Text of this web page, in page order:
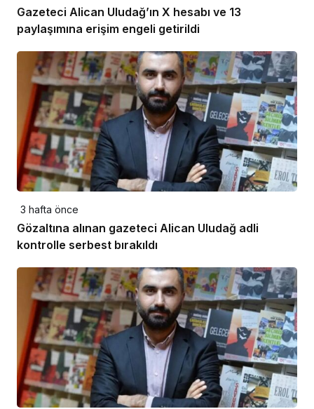
Gazeteci Alican Uludağ’ın X hesabı ve 13
paylaşımına erişim engeli getirildi
3 hafta önce
Gözaltına alınan gazeteci Alican Uludağ adli
kontrolle serbest bırakıldı